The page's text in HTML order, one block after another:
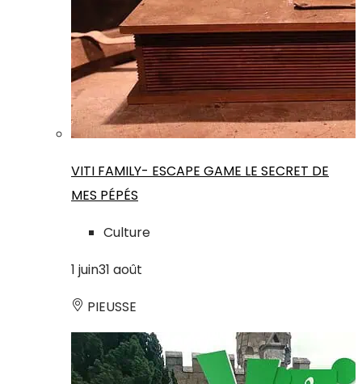
VITI FAMILY- ESCAPE GAME LE SECRET DE
MES PÉPÉS
Culture
1 juin31 août
PIEUSSE